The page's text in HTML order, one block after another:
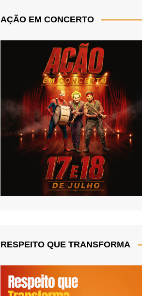
AÇÃO EM CONCERTO
RESPEITO QUE TRANSFORMA